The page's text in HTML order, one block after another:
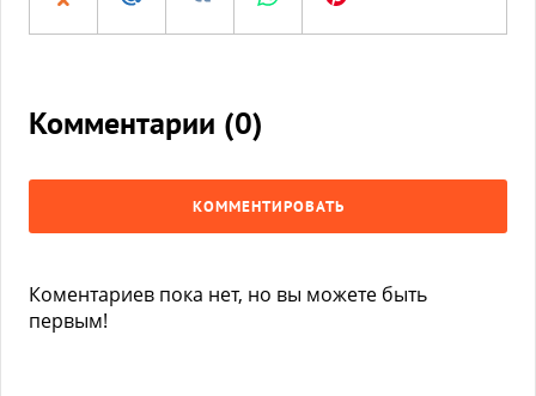
Комментарии (0)
КОММЕНТИРОВАТЬ
Коментариев пока нет, но вы можете быть
первым!